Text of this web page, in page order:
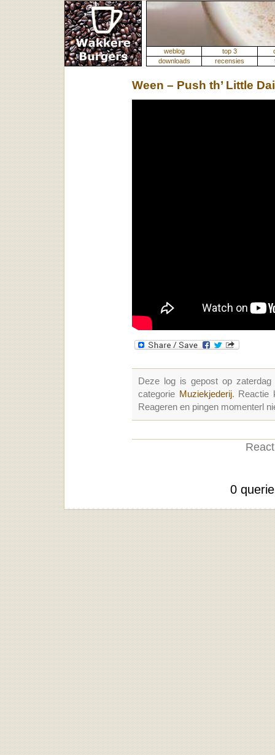
weblog top 3
downloads
recensies
Ween – Push th’ Little
Deze log is gepost op
categorie Muziekjederij. Reactie
Reageren en pingen momenterl
0